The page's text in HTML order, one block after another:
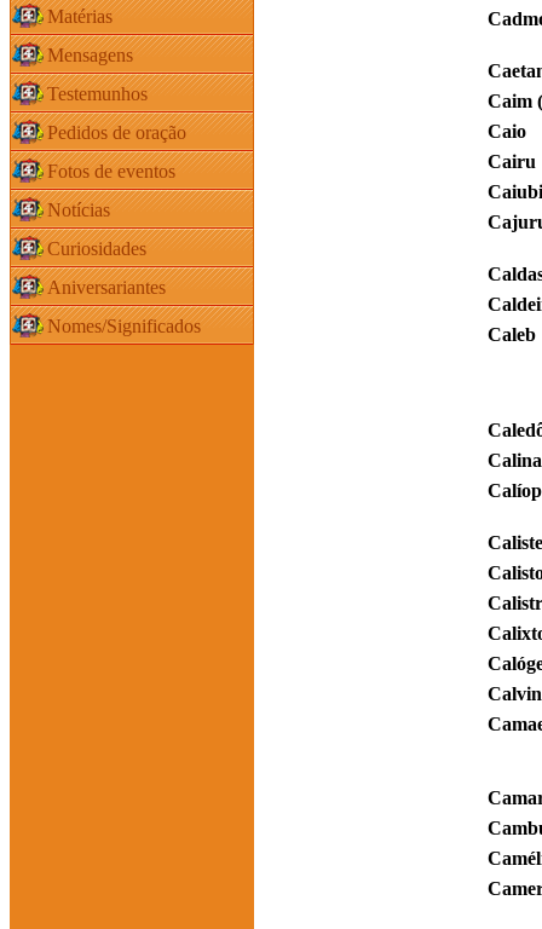
Matérias
Mensagens
Testemunhos
Pedidos de oração
Fotos de eventos
Notícias
Curiosidades
Aniversariantes
Nomes/Significados
Caim
Caio
Cairu
Caiubi
Caleb
Calina